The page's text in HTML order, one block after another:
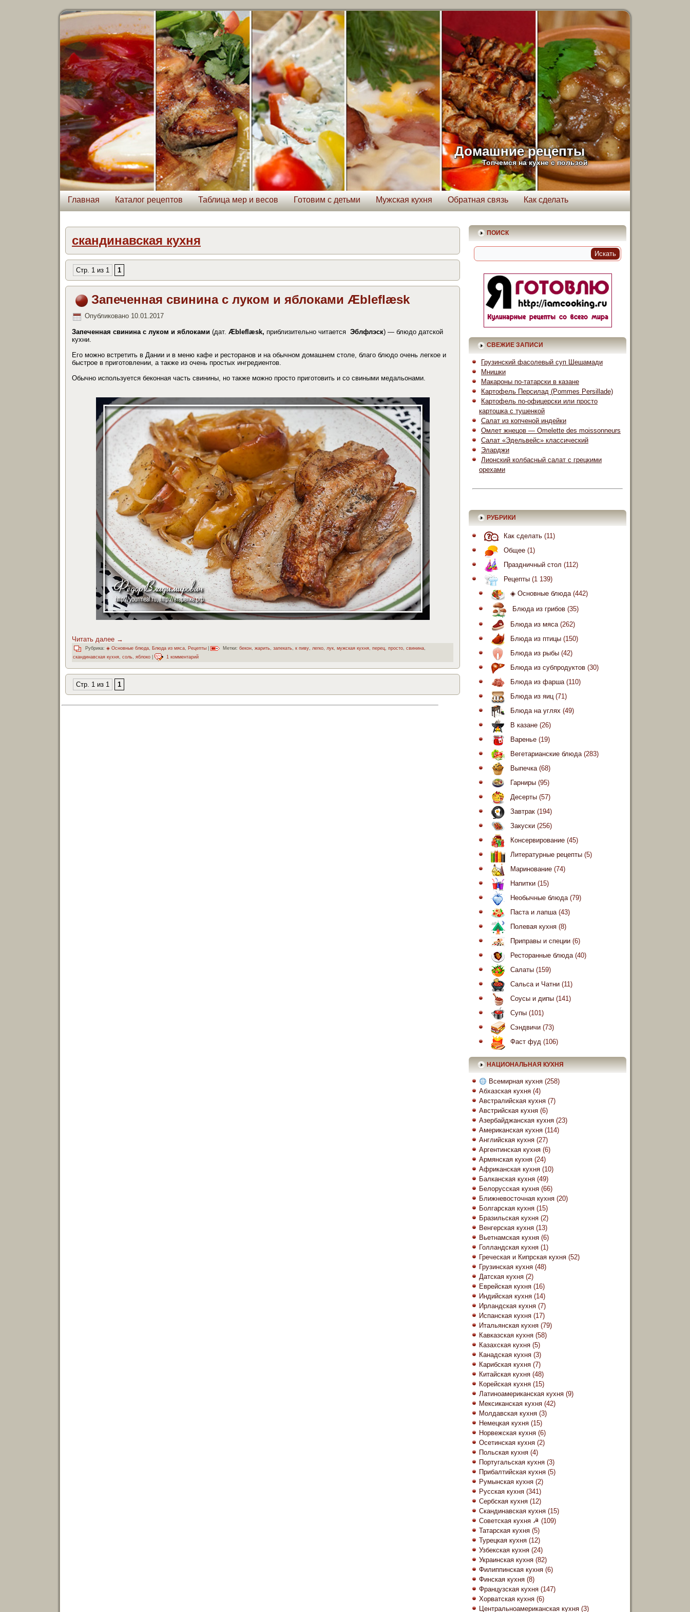
Домашние рецепты
Топчемся на кухне с пользой
Главная Каталог рецептов Таблица мер и весов Готовим с детьми Мужская кухня Обратная связь Как сделать
скандинавская кухня
Стр. 1 из 1 1
Запеченная свинина с луком и яблоками Æbleflæsk
Опубликовано 10.01.2017
Запеченная свинина с луком и яблоками (дат. Æbleflæsk, приблизительно читается Эблфлэск) — блюдо датской
кухни.
Его можно встретить в Дании и в меню кафе и ресторанов и на обычном домашнем столе, благо блюдо очень легкое и
быстрое в приготовлении, а также из очень простых ингредиентов.
Обычно используется беконная часть свинины, но также можно просто приготовить и со свиными медальонами.
Читать далее →
Рубрика: ◈ Основные блюда, Блюда из мяса, Рецепты Метки: бекон, жарить, запекать, к пиву, легко, лук, мужская кухня, перец, просто, свинина,
скандинавская кухня соль яблоко 1 комментарий
Стр. 1 из 1 1
ПОИСК
СВЕЖИЕ ЗАПИСИ
Грузинский фасолевый суп Шешамади
Мнишки
Макароны по-татарски в казане
Картофель Персилад (Pommes Persillade)
Картофель по-офицерски или просто
картошка с тушенкой
Салат из копченой индейки
Омлет жнецов — Omelette des moissonneurs
Салат «Эдельвейс» классический
Эларджи
Лионский колбасный салат с грецкими
орехами
РУБРИКИ
Как сделать (11)
Общее (1)
Праздничный стол (112)
Рецепты (1 139)
◈ Основные блюда(442)
Блюда из грибов (35)
Блюда из мяса(262)
Блюда из птицы (150)
Блюда из рыбы (42)
Блюда из субпродуктов (30)
Блюда из фарша(110)
Блюда из яиц(71)
Блюда на углях (49)
В казане (26)
Варенье (19)
Вегетарианские блюда(283)
Выпечка(68)
Гарниры (95)
Десерты (57)
Завтрак (194)
Закуски (256)
Консервирование (45)
Литературные рецепты (5)
Маринование (74)
Напитки (15)
Необычные блюда(79)
Паста и лапша(43)
Полевая кухня (8)
Приправы и специи (6)
Ресторанные блюда(40)
Салаты (159)
Сальса и Чатни (11)
Соусы и дипы (141)
Супы (101)
Сэндвичи (73)
Фаст фуд (106)
НАЦИОНАЛЬНАЯ КУХНЯ
Всемирная кухня(258)
Абхазская кухня (4)
Австралийская кухня (7)
Австрийская кухня (6)
Азербайджанская кухня (23)
Американская кухня (114)
Английская кухня (27)
Аргентинская кухня (6)
Армянская кухня (24)
Африканская кухня (10)
Балканская кухня (49)
Белорусская кухня (66)
Ближневосточная кухня (20)
Болгарская кухня (15)
Бразильская кухня (2)
Венгерская кухня (13)
Вьетнамская кухня (6)
Голландская кухня (1)
Греческая и Кипрская кухня (52)
Грузинская кухня (48)
Датская кухня (2)
Еврейская кухня (16)
Индийская кухня (14)
Ирландская кухня (7)
Испанская кухня (17)
Итальянская кухня (79)
Кавказская кухня (58)
Казахская кухня (5)
Канадская кухня (3)
Карибская кухня (7)
Китайская кухня (48)
Корейская кухня (15)
Латиноамериканская кухня (9)
Мексиканская кухня (42)
Молдавская кухня (3)
Немецкая кухня (15)
Норвежская кухня (6)
Осетинская кухня (2)
Польская кухня (4)
Португальская кухня (3)
Прибалтийская кухня (5)
Румынская кухня (2)
Русская кухня (341)
Сербская кухня (12)
Скандинавская кухня (15)
Советская кухня ☭ (109)
Татарская кухня (5)
Турецкая кухня (12)
Узбекская кухня (24)
Украинская кухня (82)
Филиппинская кухня (6)
Финская кухня (8)
Французская кухня (147)
Хорватская кухня (6)
Центральноамериканская кухня (3)